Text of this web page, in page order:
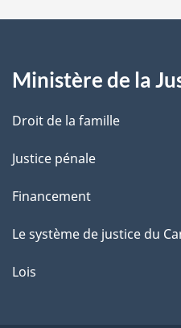
a
e
Ministère de la
Droit de la famille
Justice pénale
Financement
Le système de justice du
Lois